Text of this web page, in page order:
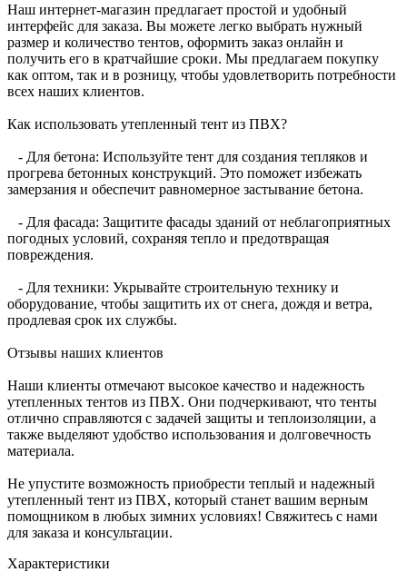
Наш интернет-магазин предлагает простой и удобный
интерфейс для заказа. Вы можете легко выбрать нужный
размер и количество тентов, оформить заказ онлайн и
получить его в кратчайшие сроки. Мы предлагаем покупку
как оптом, так и в розницу, чтобы удовлетворить потребности
всех наших клиентов.
Как использовать утепленный тент из ПВХ?
- Для бетона: Используйте тент для создания тепляков и
прогрева бетонных конструкций. Это поможет избежать
замерзания и обеспечит равномерное застывание бетона.
- Для фасада: Защитите фасады зданий от неблагоприятных
погодных условий, сохраняя тепло и предотвращая
повреждения.
- Для техники: Укрывайте строительную технику и
оборудование, чтобы защитить их от снега, дождя и ветра,
продлевая срок их службы.
Отзывы наших клиентов
Наши клиенты отмечают высокое качество и надежность
утепленных тентов из ПВХ. Они подчеркивают, что тенты
отлично справляются с задачей защиты и теплоизоляции, а
также выделяют удобство использования и долговечность
материала.
Не упустите возможность приобрести теплый и надежный
утепленный тент из ПВХ, который станет вашим верным
помощником в любых зимних условиях! Свяжитесь с нами
для заказа и консультации.
Характеристики